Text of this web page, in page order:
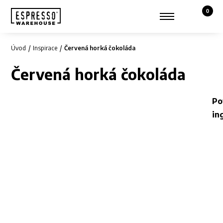
Zobrazit hledání
0
Košík,
Úvod Inspirace Červená horká čokoláda
Červená horká čokoláda